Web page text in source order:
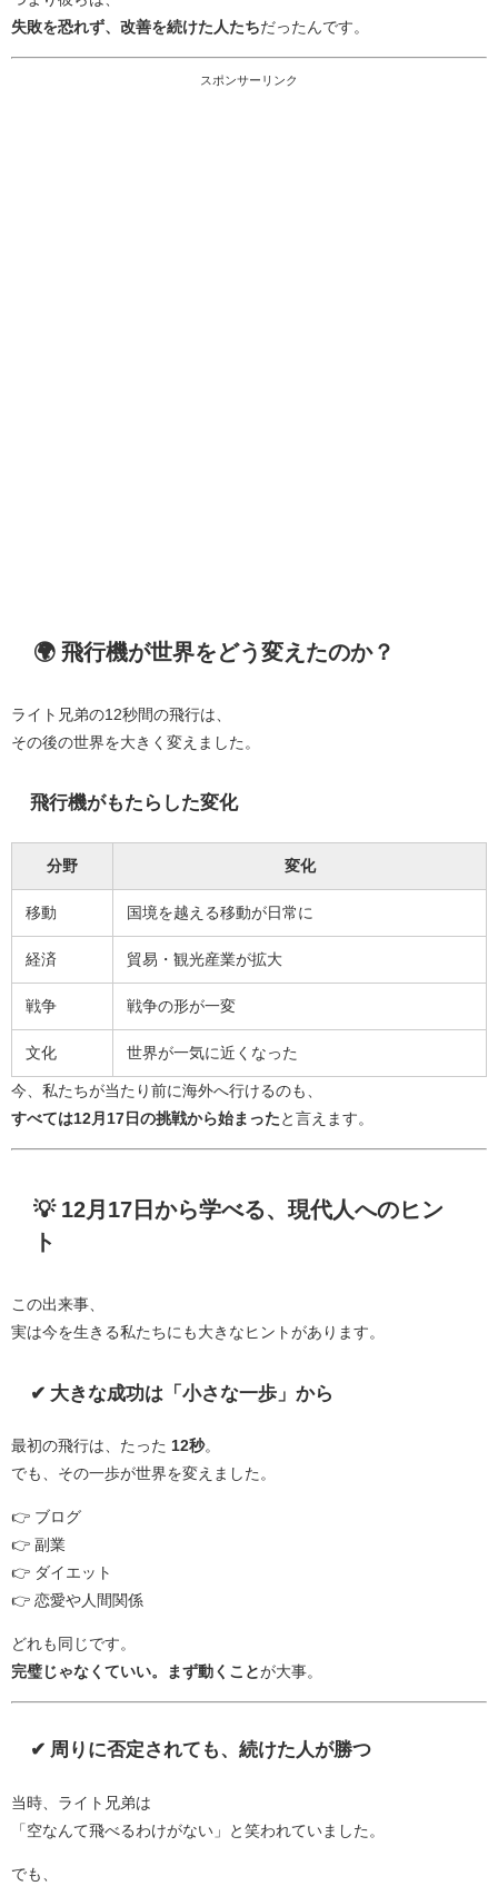
失敗を恐れず、改善を続けた人たちだったんです。
スポンサーリンク
🌍 飛行機が世界をどう変えたのか？
ライト兄弟の12秒間の飛行は、
その後の世界を大きく変えました。
飛行機がもたらした変化
分野 変化
移動 国境を越える移動が日常に
経済 貿易・観光産業が拡大
戦争 戦争の形が一変
文化 世界が一気に近くなった
今、私たちが当たり前に海外へ行けるのも、
すべては12月17日の挑戦から始まった と言えます。
💡 12月17日から学べる、現代人へのヒン
ト
この出来事、
実は今を生きる私たちにも大きなヒントがあります。
✔ 大きな成功は「小さな一歩」から
最初の飛行は、たった 12秒。
でも、その一歩が世界を変えました。
👉 ブログ
👉 副業
👉 ダイエット
👉 恋愛や人間関係
どれも同じです。
完璧じゃなくていい。まず動くことが大事。
✔ 周りに否定されても、続けた人が勝つ
当時、ライト兄弟は
「空なんて飛べるわけがない」と笑われていました。
でも、